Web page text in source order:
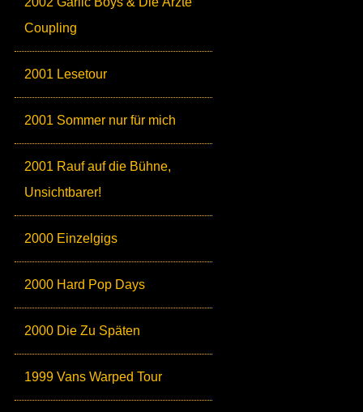
Coupling
2001 Lesetour
2001 Sommer nur für mich
2001 Rauf auf die Bühne,
Unsichtbarer!
2000 Einzelgigs
2000 Hard Pop Days
2000 Die Zu Späten
1999 Vans Warped Tour